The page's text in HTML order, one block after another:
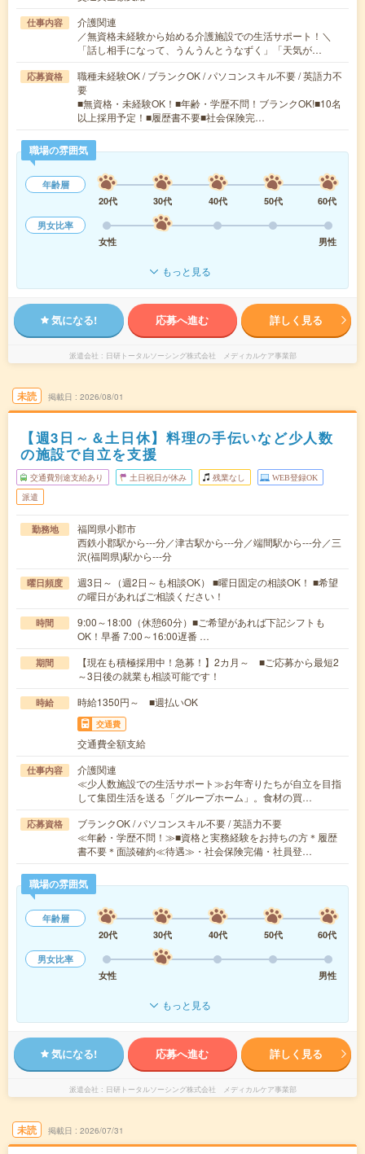
仕事内容
介護関連
／無資格未経験から始める介護施設での生活サポート！＼
「話し相手になって、うんうんとうなずく」「天気が…
応募資格
職種未経験OK / ブランクOK / パソコンスキル不要 / 英語力不
要
■無資格・未経験OK！■年齢・学歴不問！ブランクOK!■10名
以上採用予定！■履歴書不要■社会保険完…
職場の雰囲気
年齢層
20代
30代 40代 50代
60代
男女比率
女性
男性
もっと見る
気になる! 応募へ進む 詳しく見る
派遣会社 日研トータルソーシング株式会社 メディカルケア事業部
未読 掲載日 2026/08/01
【週3日～＆土日休】料理の手伝いなど少人数
の施設で自立を支援
交通費別途支給あり 土日祝日が休み 残業なし WEB登録OK
派遣
勤務地
福岡県小郡市
西鉄小郡駅から---分／津古駅から---分／端間駅から---分／三
沢(福岡県)駅から---分
曜日頻度
週3日～（週2日～も相談OK） ■曜日固定の相談OK！ ■希望
の曜日があればご相談ください！
時間
9:00～18:00（休憩60分）■ご希望があれば下記シフトも
OK！早番 7:00～16:00遅番 …
期間
【現在も積極採用中！急募！】2カ月～ ■ご応募から最短2
～3日後の就業も相談可能です！
時給 時給1350円～ ■週払いOK
交通費
交通費全額支給
仕事内容
介護関連
≪少人数施設での生活サポート≫お年寄りたちが自立を目指
して集団生活を送る「グループホーム」。食材の買…
応募資格
ブランクOK / パソコンスキル不要 / 英語力不要
≪年齢・学歴不問！≫■資格と実務経験をお持ちの方＊履歴
書不要＊面談確約≪待遇≫・社会保険完備・社員登…
職場の雰囲気
年齢層
20代
30代 40代 50代
60代
男女比率
女性
男性
もっと見る
気になる! 応募へ進む 詳しく見る
派遣会社 日研トータルソーシング株式会社 メディカルケア事業部
未読 掲載日 2026/07/31